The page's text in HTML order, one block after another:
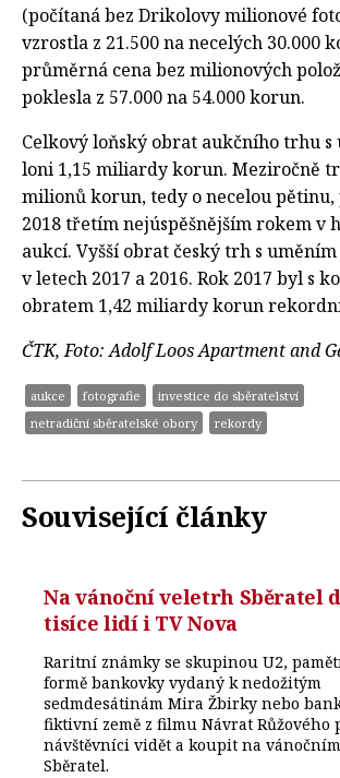
(počítaná bez Drikolovy milionové
vzrostla z 21.500 na necelých 30.000
průměrná cena bez milionových
poklesla z 57.000 na 54.000 korun.
Celkový loňský obrat aukčního trhu
loni 1,15 miliardy korun. Meziročně
milionů korun, tedy o necelou
2018 třetím nejúspěšnějším rokem v
aukcí. Vyšší obrat český trh s
v letech 2017 a 2016. Rok 2017 byl s
obratem 1,42 miliardy korun
ČTK, Foto: Adolf Loos Apartment and
aukce fotografie
investice do sběratelství
netradiční sběratelské obory
rekordy
Související články
Na vánoční veletrh Sběratel
tisíce lidí i TV Nova
Raritní známky se skupinou U2,
formě bankovky vydaný k nedožitým
sedmdesátinám Mira Žbirky nebo
fiktivní země z filmu Návrat Růžového
návštěvníci vidět a koupit na
Sběratel.